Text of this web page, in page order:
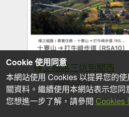
樟之細路三坑到關西
2026-03-14
Cookie 使用同意
本網站使用 Cookies 以提昇您的
關資料。繼續使用本網站表示您
您想進一步了解，請參閱 Cookies